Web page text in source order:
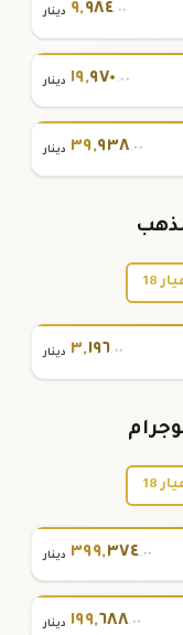
٩,٩٨٤.٠٠ دينار
١٩,٩٧٠ .٠٠ دينار
٣٩,٩٣٨.٠٠ دينار
18
٣,١٩٦.٠٠ دينار
18
٣٩٩,٣٧٤.٠٠ دينار
١٩٩,٦٨٨.٠٠ دينار